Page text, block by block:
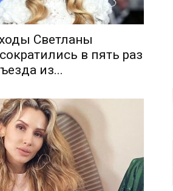
Светланы
в пять раз
из...